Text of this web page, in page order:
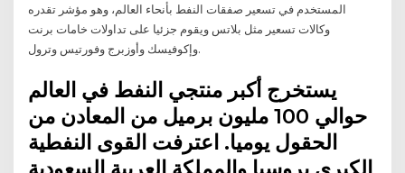
المستخدم في تسعير صفقات النفط بأنحاء العالم، وهو مؤشر تقدره
وكالات تسعير مثل بلاتس ويقوم جزئيا على تداولات خامات برنت
وإكوفيسك وأوزبرج وفورتيس وترول.
يستخرج أكبر منتجي النفط في العالم
حوالي 100 مليون برميل من المعادن من
الحقول يوميا. اعترفت القوى النفطية